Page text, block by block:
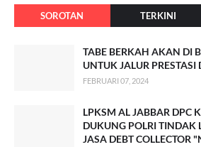
SOROTAN TERKINI
TABE BERKAH AKAN DI
UNTUK JALUR PRESTASI
FEBRUARI 07, 2024
LPKSM AL JABBAR DPC
DUKUNG POLRI TINDAK
JASA DEBT COLLECTOR